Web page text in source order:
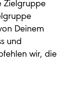
Zielgruppe
Deinem
und
wir, die